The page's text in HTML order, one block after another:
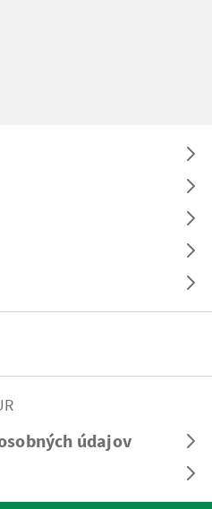
údajov